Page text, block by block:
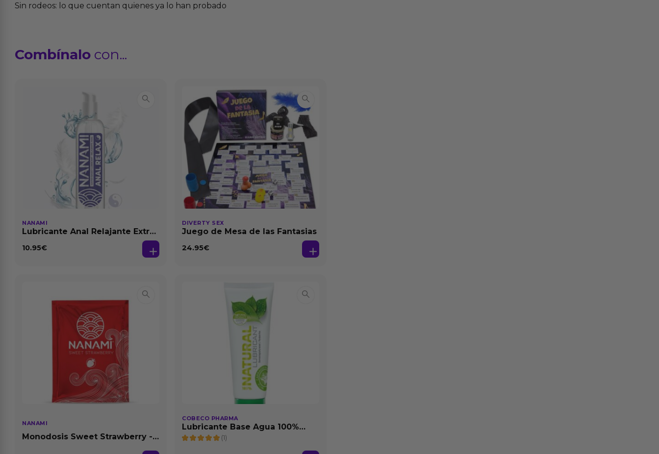
Sin rodeos: lo que cuentan quienes ya lo han probado
Combínalo con...
NANAMI
Lubricante Anal Relajante Extra
10.95€
DIVERTY SEX
Juego de Mesa de las Fantasias
24.95€
NANAMI
Monodosis Sweet Strawberry -
COBECO PHARMA
Lubricante Base Agua 100%
Natural 125 ml
(1)